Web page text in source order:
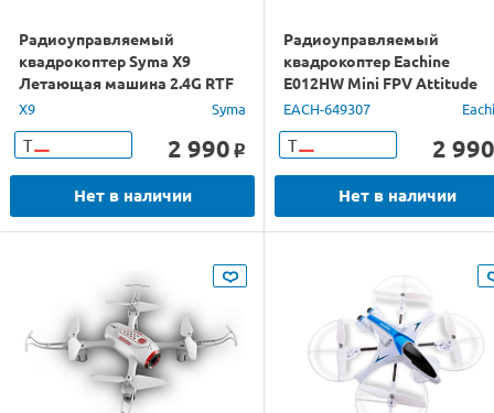
Радиоуправляемый
квадрокоптер Syma X9
Летающая машина 2.4G RTF
X9 Syma
Т 2 990 o
Нет в наличии
Радиоуправляемый
квадрокоптер Eachine
E012HW Mini FPV Attitude
Mode с видеокамерой (Wi-
RTF
EACH-649307
Т 2 990
Нет в наличии